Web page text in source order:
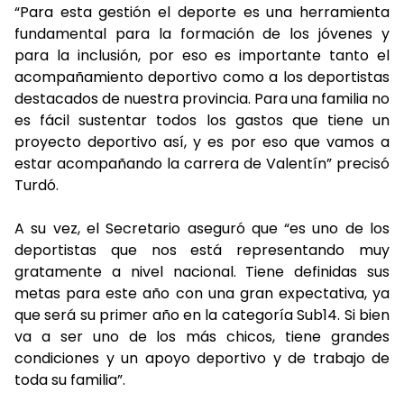
“Para esta gestión el deporte es una herramienta
fundamental para la formación de los jóvenes y
para la inclusión, por eso es importante tanto el
acompañamiento deportivo como a los deportistas
destacados de nuestra provincia. Para una familia no
es fácil sustentar todos los gastos que tiene un
proyecto deportivo así, y es por eso que vamos a
estar acompañando la carrera de Valentín” precisó
Turdó.
A su vez, el Secretario aseguró que “es uno de los
deportistas que nos está representando muy
gratamente a nivel nacional. Tiene definidas sus
metas para este año con una gran expectativa, ya
que será su primer año en la categoría Sub14. Si bien
va a ser uno de los más chicos, tiene grandes
condiciones y un apoyo deportivo y de trabajo de
toda su familia”.